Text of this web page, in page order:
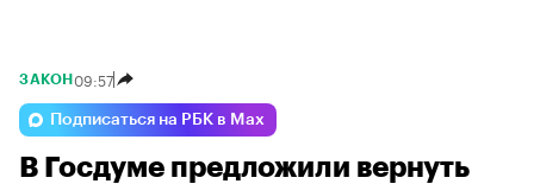
ЗАКОН 09:57
Подписаться на РБК в Max
В Госдуме предложили вернуть